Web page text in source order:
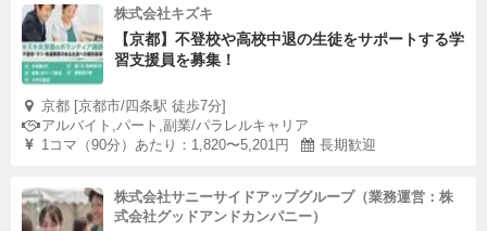
株式会社キズキ
【京都】不登校や高校中退の生徒をサポートする学
習支援員を募集！
京都 [京都市/四条駅 徒歩7分]
アルバイト,パート,副業/パラレルキャリア
1コマ（90分）あたり：1,820〜5,201円
長期歓迎
株式会社サニーサイドアップグループ（業務運営：株
式会社グッドアンドカンパニー）